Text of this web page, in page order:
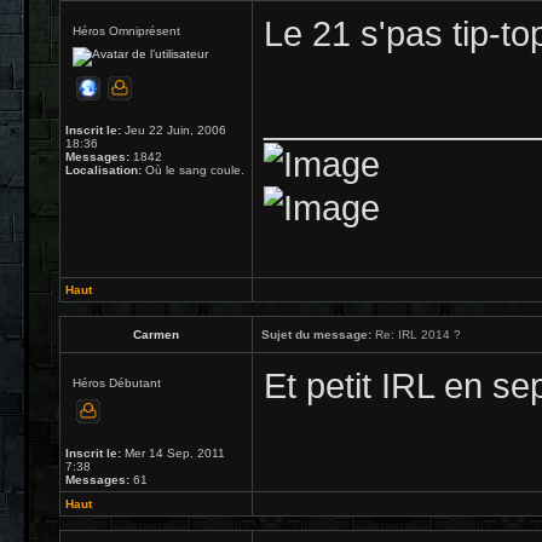
Héros Omniprésent
Inscrit le: Jeu 22 Juin, 2006
18:36
Messages: 1842
Localisation: Où le sang coule.
Le 21 s'pas tip-
Haut
Carmen Sujet du message: Re: IRL 2014 ?
Héros Débutant
Inscrit le: Mer 14 Sep, 2011
7:38
Messages: 61
Et petit IRL en
Haut